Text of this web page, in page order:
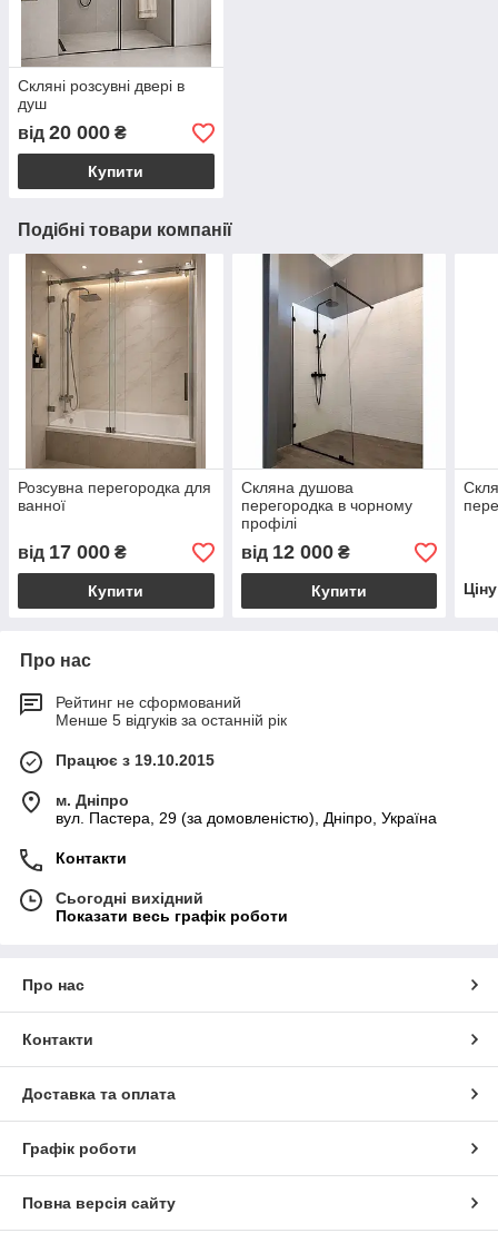
Скляні розсувні двері в
душ
від 20 000 ₴
Купити
Подібні товари компанії
Розсувна перегородка для
ванної
від 17 000 ₴
Купити
Скляна душова
перегородка в чорному
профілі
від 12 000₴
Купити
Про нас
Рейтинг не сформований
Менше 5 відгуків за останній рік
Працює з 19.10.2015
м. Дніпро
вул. Пастера, 29 (за домовленістю), Дніпро, Україна
Контакти
Сьогодні вихідний
Показати весь графік роботи
Про нас
Контакти
Доставка та оплата
Графік роботи
Повна версія сайту